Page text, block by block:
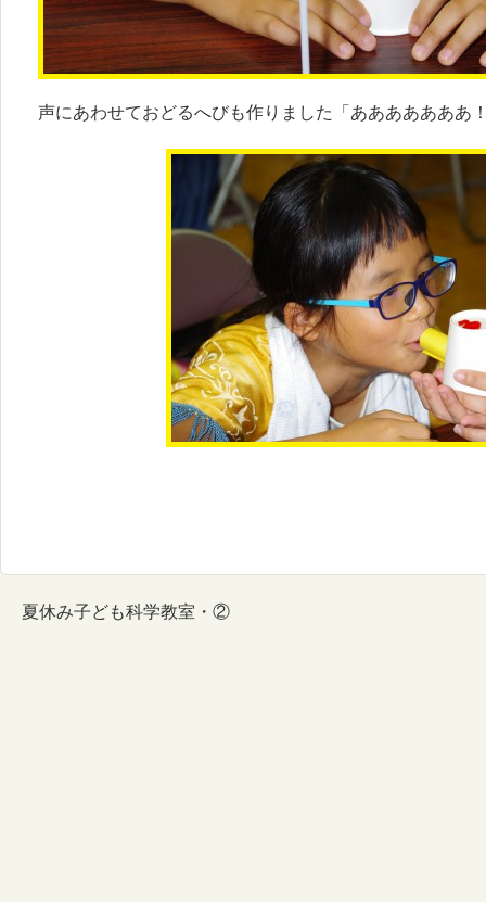
声にあわせておどるへびも作りました「あああああああ
夏休み子ども科学教室・②